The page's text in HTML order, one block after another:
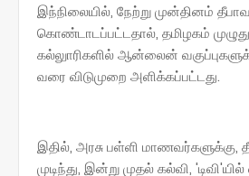
இந்நிலையில், நேற்று முன்தினம்
கொண்டாடப்பட்டதால், தமிழகம்
கல்லுாரிகளில் ஆன்லைன்
வரை விடுமுறை அளிக்கப்பட்டது.
இதில், அரசு பள்ளி மாணவர்களுக்கு,
முடிந்து, இன்று முதல் கல்வி,